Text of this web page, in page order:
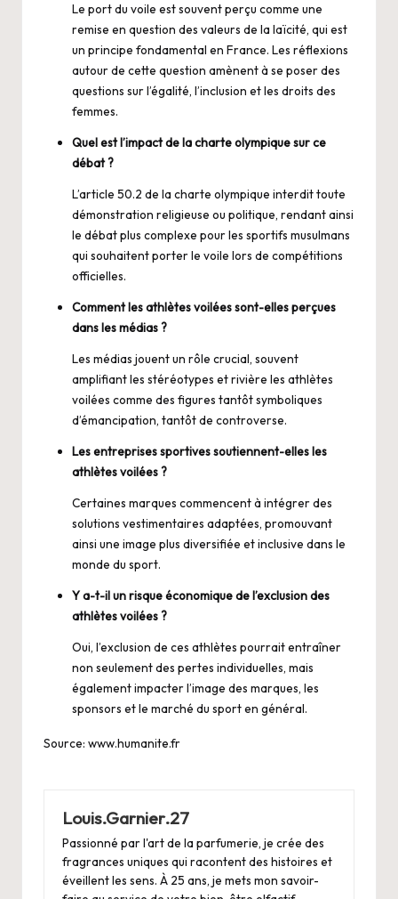
Le port du voile est souvent perçu comme une
remise en question des valeurs de la laïcité, qui est
un principe fondamental en France. Les réflexions
autour de cette question amènent à se poser des
questions sur l’égalité, l’inclusion et les droits des
femmes.
Quel est l’impact de la charte olympique sur ce
débat ?
L’article 50.2 de la charte olympique interdit toute
démonstration religieuse ou politique, rendant ainsi
le débat plus complexe pour les sportifs musulmans
qui souhaitent porter le voile lors de compétitions
officielles.
Comment les athlètes voilées sont-elles perçues
dans les médias ?
Les médias jouent un rôle crucial, souvent
amplifiant les stéréotypes et rivière les athlètes
voilées comme des figures tantôt symboliques
d’émancipation, tantôt de controverse.
Les entreprises sportives soutiennent-elles les
athlètes voilées ?
Certaines marques commencent à intégrer des
solutions vestimentaires adaptées, promouvant
ainsi une image plus diversifiée et inclusive dans le
monde du sport.
Y a-t-il un risque économique de l’exclusion des
athlètes voilées ?
Oui, l’exclusion de ces athlètes pourrait entraîner
non seulement des pertes individuelles, mais
également impacter l’image des marques, les
sponsors et le marché du sport en général.
Source: www.humanite.fr
Louis.Garnier.27
Passionné par l'art de la parfumerie, je crée des
fragrances uniques qui racontent des histoires et
éveillent les sens. À 25 ans, je mets mon savoir-